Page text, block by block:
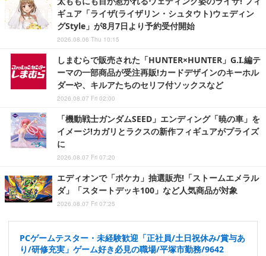
ギュア「ライザ(ライザリン・シュタウト)ウェディン
グStyle」が8月7日より予約受付開始
2026.08.06 Thu 10:15
しまむらで販売された「HUNTER×HUNTER」G.I.編テ
ーマの一部商品が受注再販!カードデザインのキーホル
ダーや、キルアたちのセリフ付ソックスなど
2026.08.07 Fri 02:00
「機動戦士ガンダムSEED」エンディング「暁の車」を
イメージ!カガリとラクスの新作フィギュアがプライズ
に
2026.08.07 Fri 07:20
エディオンで「ポケカ」抽選販売!「ストームエメラル
ダ」「スタートデッキ100」など人気商品が対象
2026.08.07 Fri 07:25
PCゲームテスター・未経験歓迎「正社員/土日祝休み/賞与あ
り/研修充実」ゲーム好き必見の職場/平塚市勤務/9642